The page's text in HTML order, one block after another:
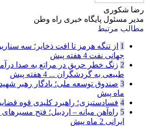
رضا شکوری
مدیر مسئول پایگاه خبری راه وطن
مطالب مرتبط
1 از تنگه هرمز تا افت ذخایر؛ سه
جهانی نفت 4 هفته پیش
2 زنگ خطر حریق در مراتع به صدا
طبیعی به گردشگران ... 4 هفته پیش
3 صندوق توسعه ملی؛ یادگار رهبر
ماه پیش
4 فسادستیزی؛ راهبرد کلیدی قوه
5 راه‌آهن میانه – اردبیل؛ فتح
ایرانی 2 ماه پیش